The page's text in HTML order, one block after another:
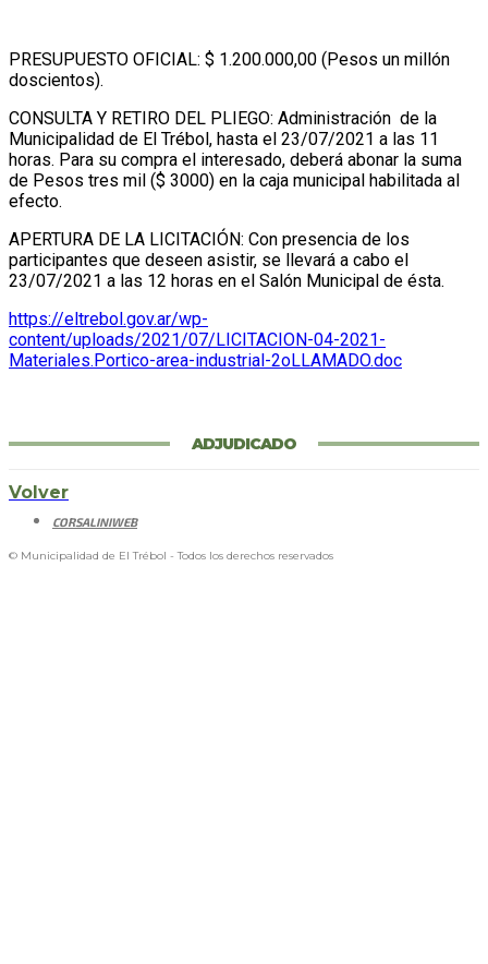
PRESUPUESTO OFICIAL: $ 1.200.000,00 (Pesos un millón
doscientos).
CONSULTA Y RETIRO DEL PLIEGO: Administración de la
Municipalidad de El Trébol, hasta el 23/07/2021 a las 11
horas. Para su compra el interesado, deberá abonar la suma
de Pesos tres mil ($ 3000) en la caja municipal habilitada al
efecto.
APERTURA DE LA LICITACIÓN: Con presencia de los
participantes que deseen asistir, se llevará a cabo el
23/07/2021 a las 12 horas en el Salón Municipal de ésta.
https://eltrebol.gov.ar/wp-
content/uploads/2021/07/LICITACION-04-2021-
Materiales.Portico-area-industrial-2oLLAMADO.doc
ADJUDICADO
Volver
CORSALINIWEB
© Municipalidad de El Trébol - Todos los derechos reservados